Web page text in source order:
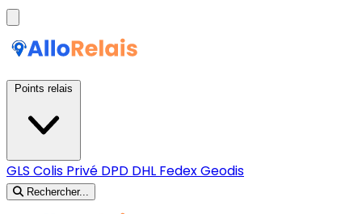
GLS Colis Privé DPD DHL FedexGeodis
Rechercher...